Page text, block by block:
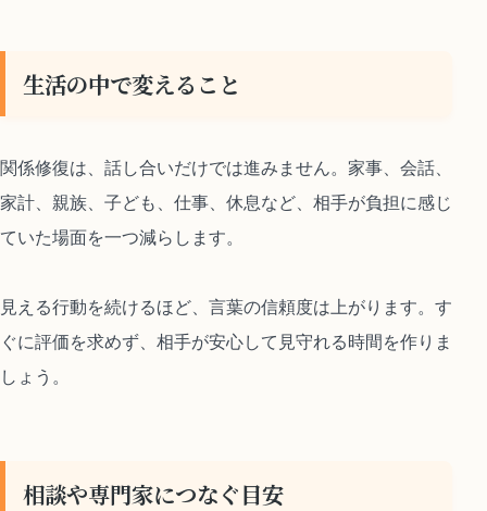
生活の中で変えること
関係修復は、話し合いだけでは進みません。家事、会話、
家計、親族、子ども、仕事、休息など、相手が負担に感じ
ていた場面を一つ減らします。
見える行動を続けるほど、言葉の信頼度は上がります。す
ぐに評価を求めず、相手が安心して見守れる時間を作りま
しょう。
相談や専門家につなぐ目安